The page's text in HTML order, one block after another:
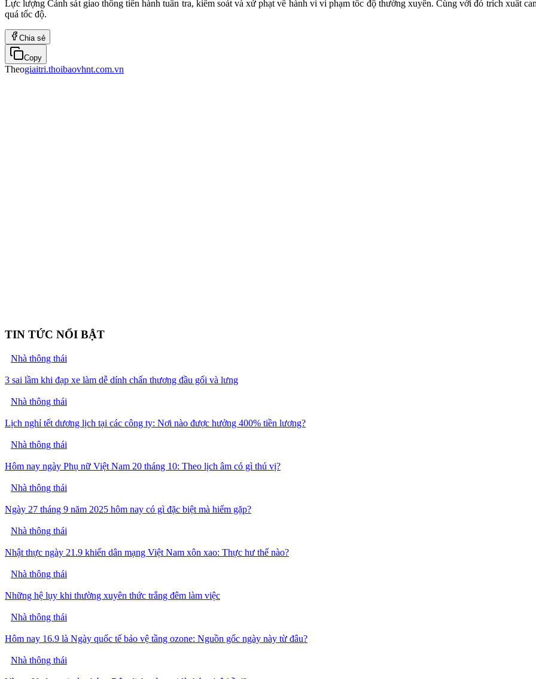
Lực lượng Cảnh sát giao thông tiến hành tuần tra, kiểm soát và xử phạt về hành vi vi phạm tốc độ thường xuyên. Cùng với đó trích xuất
quá tốc độ.
Chia sẻ
Copy
Theogiaitri.thoibaovhnt.com.vn
TIN TỨC NỔI BẬT
Nhà thông thái
3 sai lầm khi đạp xe làm dễ dính chấn thương đầu gối và lưng
Nhà thông thái
Lịch nghỉ tết dương lịch tại các công ty: Nơi nào được hưởng 400% tiền lương?
Nhà thông thái
Hôm nay ngày Phụ nữ Việt Nam 20 tháng 10: Theo lịch âm có gì thú vị?
Nhà thông thái
Ngày 27 tháng 9 năm 2025 hôm nay có gì đặc biệt mà hiếm gặp?
Nhà thông thái
Nhật thực ngày 21.9 khiến dân mạng Việt Nam xôn xao: Thực hư thế nào?
Nhà thông thái
Những hệ lụy khi thường xuyên thức trắng đêm làm việc
Nhà thông thái
Hôm nay 16.9 là Ngày quốc tế bảo vệ tầng ozone: Nguồn gốc ngày này từ đâu?
Nhà thông thái